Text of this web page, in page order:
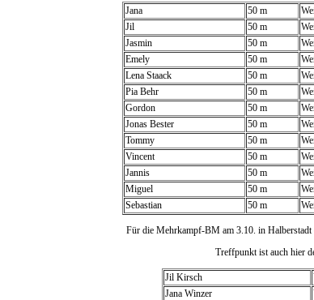
Jana 50 m
Jil
50 m
Jasmin
50 m
Emely
50 m
Lena Staack
50 m
Pia Behr
50 m
Gordon
50 m
Jonas Bester
50 m
Tommy
50 m
Vincent
50 m
Jannis
50 m
Miguel
50 m
Sebastian
50 m
Für die Mehrkampf-BM am 3.10. in
Treffpunkt ist auch hier
Jil Kirsch
Jana Winzer